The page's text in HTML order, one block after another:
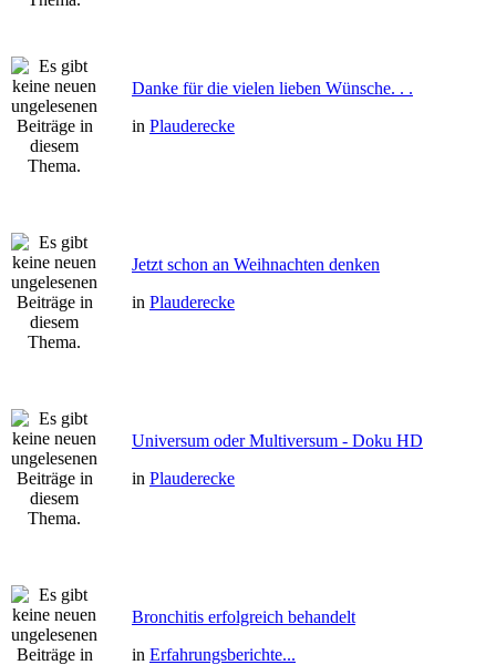
Danke für die vielen lieben Wünsche. . .
in Plauderecke
Jetzt schon an Weihnachten denken
in Plauderecke
Universum oder Multiversum - Doku HD
in Plauderecke
Bronchitis erfolgreich behandelt
in Erfahrungsberichte...